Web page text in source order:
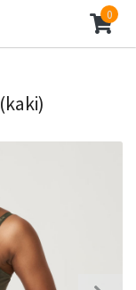
0